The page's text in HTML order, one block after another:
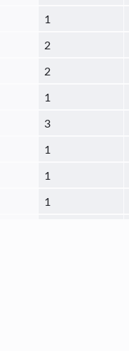
1
2
2
1
3
1
1
1